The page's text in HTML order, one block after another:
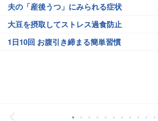
夫の「産後うつ」にみられる症状
大豆を摂取してストレス過食防止
1日10回 お腹引き締まる簡単習慣